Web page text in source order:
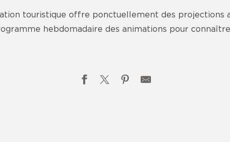
touristique offre ponctuellement des projections
hebdomadaire des animations pour